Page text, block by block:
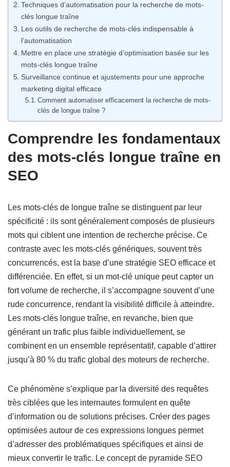
Techniques d’automatisation pour la recherche de mots-
clés longue traîne
Les outils de recherche de mots-clés indispensable à
l’automatisation
Mettre en place une stratégie d’optimisation basée sur les
mots-clés longue traîne
Surveillance continue et ajustements pour une approche
marketing digital efficace
Comment automatiser efficacement la recherche de mots-
clés de longue traîne ?
Comprendre les fondamentaux
des mots-clés longue traîne en
SEO
Les mots-clés de longue traîne se distinguent par leur
spécificité : ils sont généralement composés de plusieurs
mots qui ciblent une intention de recherche précise. Ce
contraste avec les mots-clés génériques, souvent très
concurrencés, est la base d’une stratégie SEO efficace et
différenciée. En effet, si un mot-clé unique peut capter un
fort volume de recherche, il s’accompagne souvent d’une
rude concurrence, rendant la visibilité difficile à atteindre.
Les mots-clés longue traîne, en revanche, bien que
générant un trafic plus faible individuellement, se
combinent en un ensemble représentatif, capable d’attirer
jusqu’à 80 % du trafic global des moteurs de recherche.
Ce phénomène s’explique par la diversité des requêtes
très ciblées que les internautes formulent en quête
d’information ou de solutions précises. Créer des pages
optimisées autour de ces expressions longues permet
d’adresser des problématiques spécifiques et ainsi de
mieux convertir le trafic. Le concept de pyramide SEO